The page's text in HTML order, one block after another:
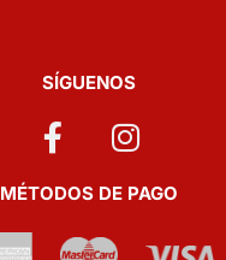
SÍGUENOS
MÉTODOS DE PAGO